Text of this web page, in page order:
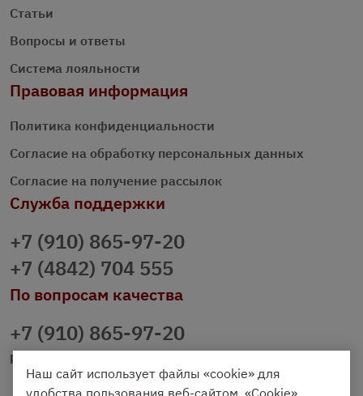
Статьи
Вопросы и ответы
Система лояльности
Правовая информация
Политика конфиденциальности
Согласие на обработку персональных данных
Согласие на получение рассылок
Служба поддержки
+7 (910) 865-97-20
+7 (4842) 704 555
По вопросам качества
+7 (910) 865-97-20
prazdnichniy40@palmi.ru
Наш сайт использует файлы «cookie» для
удобства пользования веб-сайтом. «Cookie»